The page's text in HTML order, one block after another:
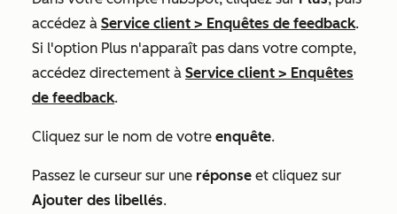
accédez à Service client > Enquêtes de feedback.
Si l'option Plus n'apparaît pas dans votre compte,
accédez directement à Service client > Enquêtes
de feedback.
Cliquez sur le nom de votre enquête.
Passez le curseur sur une réponse et cliquez sur
Ajouter des libellés.